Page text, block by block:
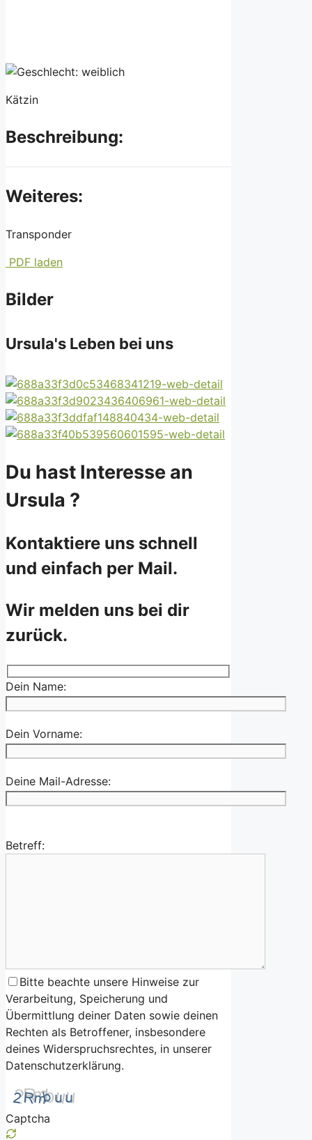
Kätzin
Beschreibung:
Weiteres:
Transponder
PDF laden
Bilder
Ursula's Leben bei uns
Du hast Interesse an
Ursula ?
Kontaktiere uns schnell
und einfach per Mail.
Wir melden uns bei dir
zurück.
Dein Name:
Dein Vorname:
Deine Mail-Adresse:
Betreff:
Bitte beachte unsere Hinweise zur
Verarbeitung, Speicherung und
Übermittlung deiner Daten sowie deinen
Rechten als Betroffener, insbesondere
deines Widerspruchsrechtes, in unserer
Datenschutzerklärung.
Captcha